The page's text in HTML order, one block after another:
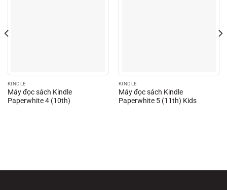
KINDLE
Máy đọc sách Kindle
Paperwhite 4 (10th)
KINDLE
Máy đọc sách Kindle
Paperwhite 5 (11th) Kids